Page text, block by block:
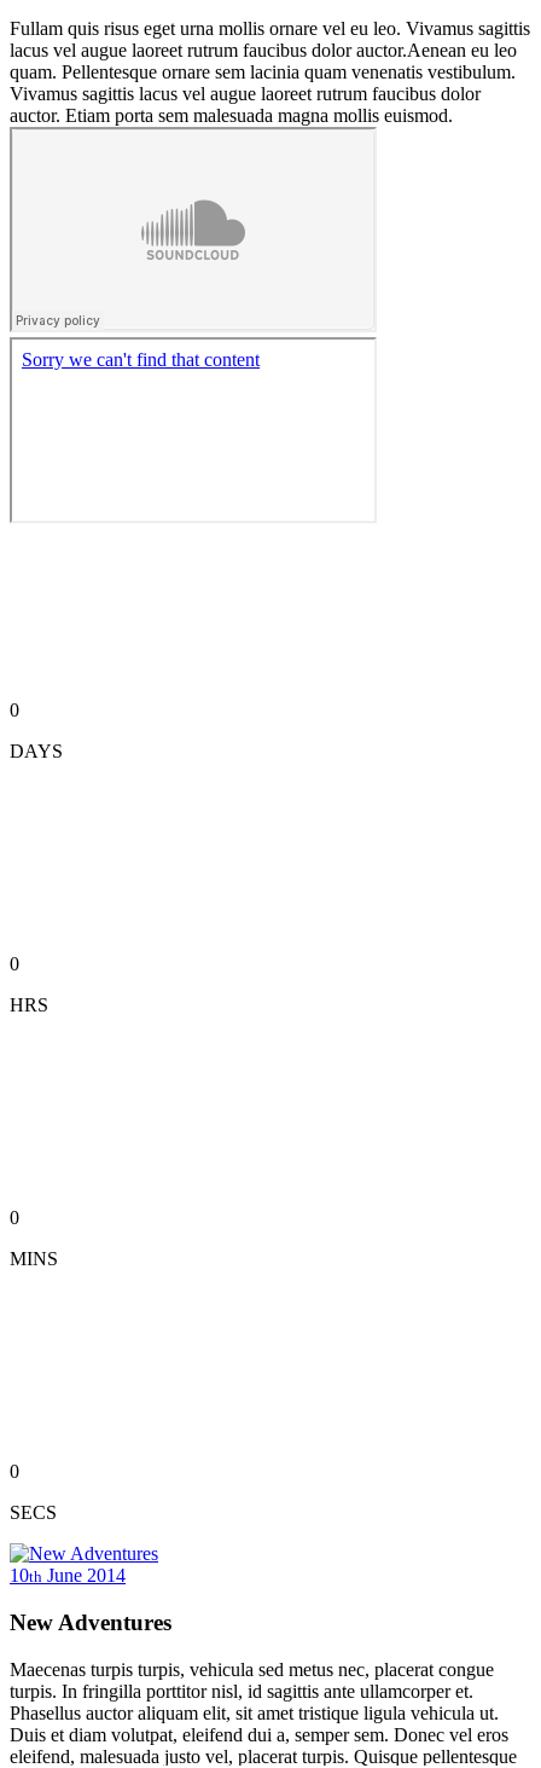
Fullam quis risus eget urna mollis ornare vel eu leo. Vivamus sagittis
lacus vel augue laoreet rutrum faucibus dolor auctor.Aenean eu leo
quam. Pellentesque ornare sem lacinia quam venenatis vestibulum.
Vivamus sagittis lacus vel augue laoreet rutrum faucibus dolor
auctor. Etiam porta sem malesuada magna mollis euismod.
0
DAYS
0
HRS
0
MINS
0
SECS
10th June 2014
New Adventures
Maecenas turpis turpis, vehicula sed metus nec, placerat congue
turpis. In fringilla porttitor nisl, id sagittis ante ullamcorper et.
Phasellus auctor aliquam elit, sit amet tristique ligula vehicula ut.
Duis et diam volutpat, eleifend dui a, semper sem. Donec vel eros
eleifend, malesuada justo vel, placerat turpis. Quisque pellentesque